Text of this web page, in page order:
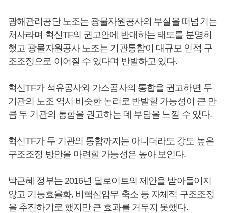
광해관리공단 노조는 광물자원공사의 부실을 떠넘기는
처사라며 혁신TF의 권고안에 반대하는 태도를 분명히
했고 광물자원공사 노조는 기관통합이 대규모 인적 구
조조정으로 이어질 수 있다며 반발하고 있다.
혁신TF가 석유공사와 가스공사의 통합을 권고하면 두
기관의 노조 역시 비슷한 논리로 반발할 가능성이 큰 만
큼 두 기관의 통합을 권고하는 데 부담을 느낄 수 있다.
혁신TF가 두 기관의 통합까지는 아니더라도 강도 높은
구조조정 방안을 마련할 가능성은 높아 보인다.
박근혜 정부는 2016년 딜로이트의 제안을 받아들이지
않고 기능효율화, 비핵심업무 축소 등 자체적 구조조정
을 추진하기로 했지만 큰 효과를 거두지 못했다.